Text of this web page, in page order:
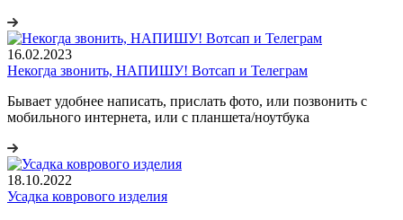
16.02.2023
Некогда звонить, НАПИШУ! Вотсап и Телеграм
Бывает удобнее написать, прислать фото, или позвонить с
мобильного интернета, или с планшета/ноутбука
18.10.2022
Усадка коврового изделия